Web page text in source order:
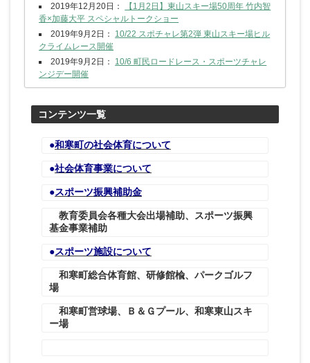
2019年12月20日：
【1月2日】東山スキー場50周年 竹内智
香×加藤大平 スペシャルトークショー
2019年9月2日： 10/22 スポチャレ第2弾 東山スキー場ヒル
クライムレース開催
2019年9月2日： 10/6 町民ロードレース・スポーツチャレ
ンジデー開催
コンテンツ一覧
●和寒町の社会体育について
●社会体育事業について
●スポーツ振興補助金
教育委員会各種大会出場補助、スポーツ振興
基金事業補助
●スポーツ施設について
和寒町総合体育館、研修館楡、パークゴルフ
場
和寒町営球場、Ｂ＆Ｇプール、 和寒東山スキ
ー場